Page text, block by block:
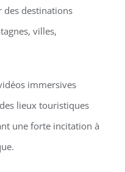
destinations
villes,
immersives
lieux touristiques
une forte incitation à